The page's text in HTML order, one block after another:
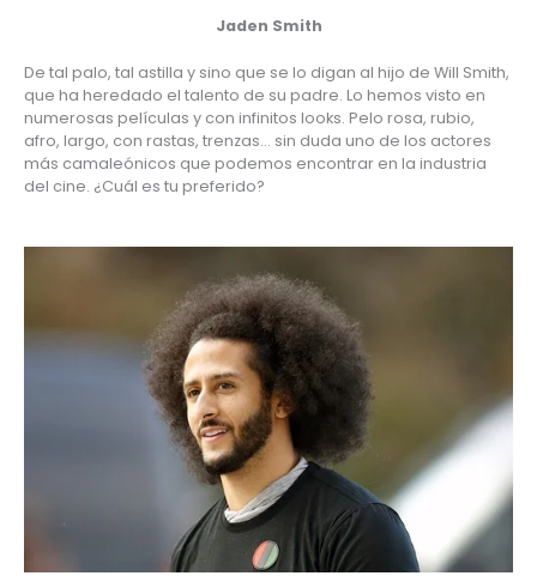
Jaden Smith
De tal palo, tal astilla y sino que se lo digan al hijo de Will Smith,
que ha heredado el talento de su padre. Lo hemos visto en
numerosas películas y con infinitos looks. Pelo rosa, rubio,
afro, largo, con rastas, trenzas… sin duda uno de los actores
más camaleónicos que podemos encontrar en la industria
del cine. ¿Cuál es tu preferido?